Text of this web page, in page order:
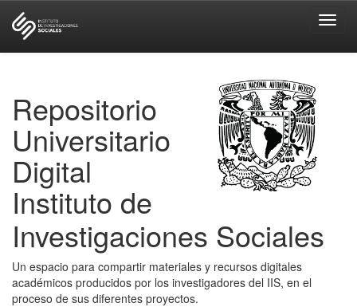
Repositorio
Universitario
Digital
Instituto de
Investigaciones Sociales
Un espacio para compartir materiales y recursos digitales
académicos producidos por los investigadores del IIS, en el
proceso de sus diferentes proyectos.